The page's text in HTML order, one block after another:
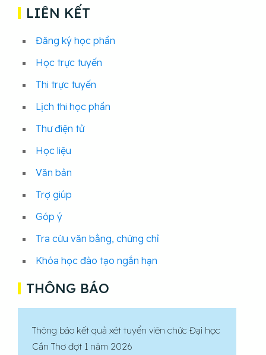
LIÊN KẾT
Đăng ký học phần
Học trực tuyến
Thi trực tuyến
Lịch thi học phần
Thư điện tử
Học liệu
Văn bản
Trợ giúp
Góp ý
Tra cứu văn bằng, chứng chỉ
Khóa học đào tạo ngắn hạn
THÔNG BÁO
Thông báo kết quả xét tuyển viên chức Đại học
Cần Thơ đợt 1 năm 2026